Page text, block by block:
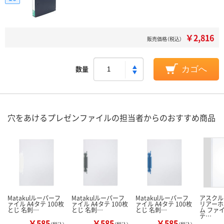
販売価格（税込） ￥2,816
数量 カゴへ
穴をあけるプレゼンファイルの担当者からのおすすめ商品
Matakulルーパーフ
ァイル A4タテ 100枚
とじ 名刺…
Matakulルーパーフ
ァイル A4タテ 100枚
とじ 名刺…
Matakulルーパーフ
ァイル A4タテ 100枚
とじ 名刺…
アスク
リアー
ム ファ
テ…